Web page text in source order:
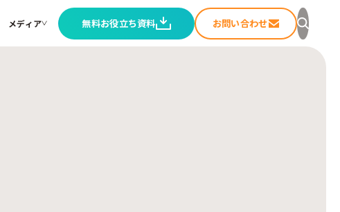
メディア 無料お役立ち資料 お問い合わせ